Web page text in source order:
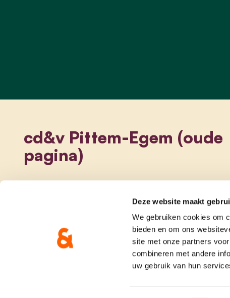
Deze website maakt
We gebruiken cookies om
bieden en om ons
site met onze partners
combineren met andere
uw gebruik van hun
cd&v Pittem-Egem (oude
pagina)
onze partij doe